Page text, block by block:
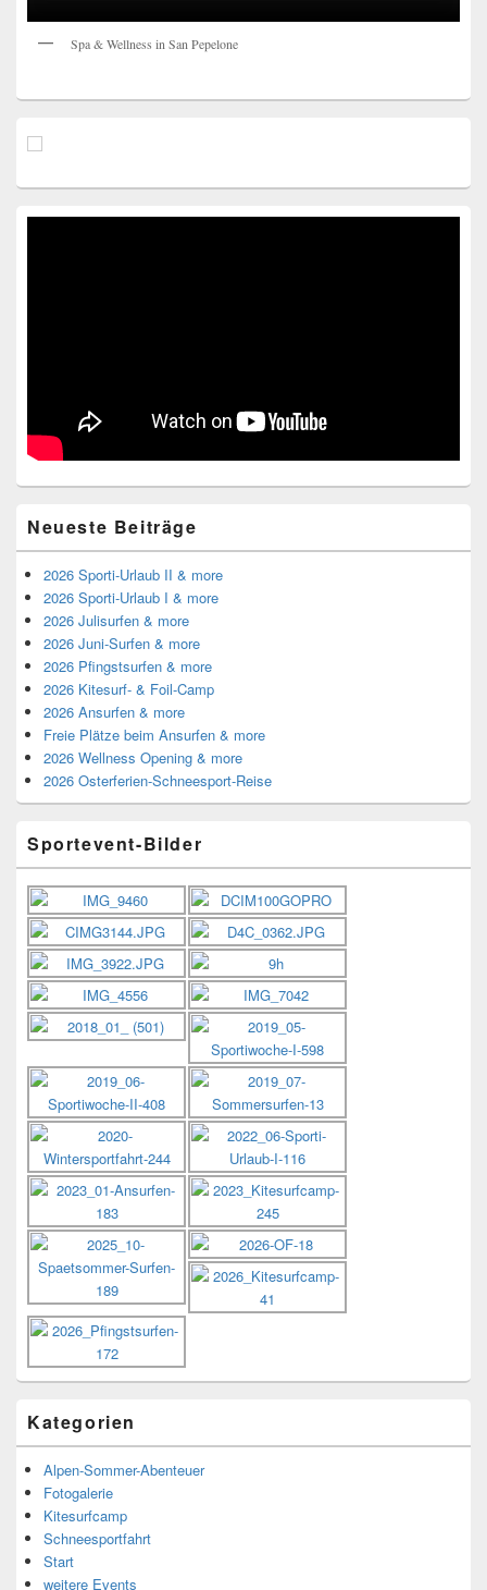
Spa & Wellness in San Pepelone
Neueste Beiträge
2026 Sporti-Urlaub II & more
2026 Sporti-Urlaub I & more
2026 Julisurfen & more
2026 Juni-Surfen & more
2026 Pfingstsurfen & more
2026 Kitesurf- & Foil-Camp
2026 Ansurfen & more
Freie Plätze beim Ansurfen & more
2026 Wellness Opening & more
2026 Osterferien-Schneesport-Reise
Sportevent-Bilder
Kategorien
Alpen-Sommer-Abenteuer
Fotogalerie
Kitesurfcamp
Schneesportfahrt
Start
weitere Events